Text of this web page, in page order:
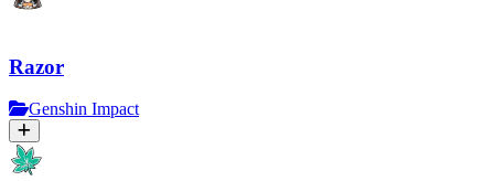
Razor
Genshin Impact